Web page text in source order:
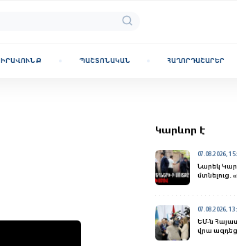
ԻՐԱՎՈՒՆՔ ՊԱՇՏՈՆԱԿԱՆ ՀԱՂՈՐԴԱՇԱՐԵՐ
Կարևոր է
07.08.2026,
Նարեկ
մտնելուց․
07.08.2026,
ԵՄ-ն
վրա